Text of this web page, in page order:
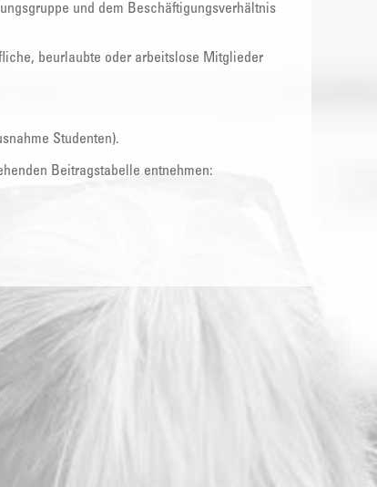
und dem Beschäftigungsverhältnis
beurlaubte oder arbeitslose Mitglieder
Studenten).
Beitragstabelle entnehmen: